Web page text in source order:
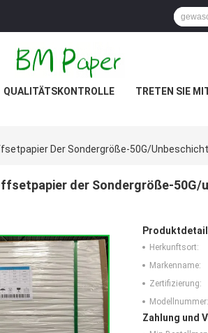
QUALITÄTSKONTROLLE TRETEN SIE
Der Sondergröße-50G/
der Sondergröße-50G/
Herkunftsort:
Markenname:
Zertifizierung:
Modellnummer:
Zahlung und